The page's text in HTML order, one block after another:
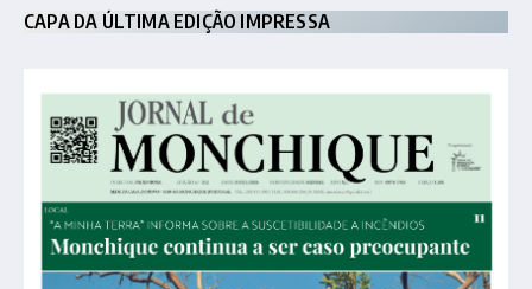
CAPA DA ÚLTIMA EDIÇÃO IMPRESSA